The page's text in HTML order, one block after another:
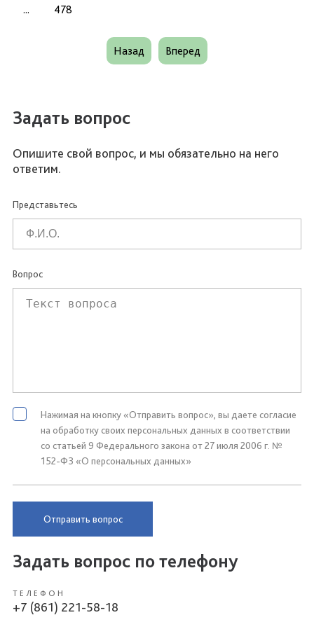
... 478
Назад Вперед
Задать вопрос
Опишите свой вопрос, и мы обязательно на него
ответим.
Представьтесь
Вопрос
Нажимая на кнопку «Отправить вопрос», вы даете согласие
на обработку своих персональных данных в соответствии
со статьей 9 Федерального закона от 27 июля 2006 г. №
152-ФЗ «О персональных данных»
Отправить вопрос
Задать вопрос по телефону
ТЕЛЕФОН
+7 (861) 221-58-18